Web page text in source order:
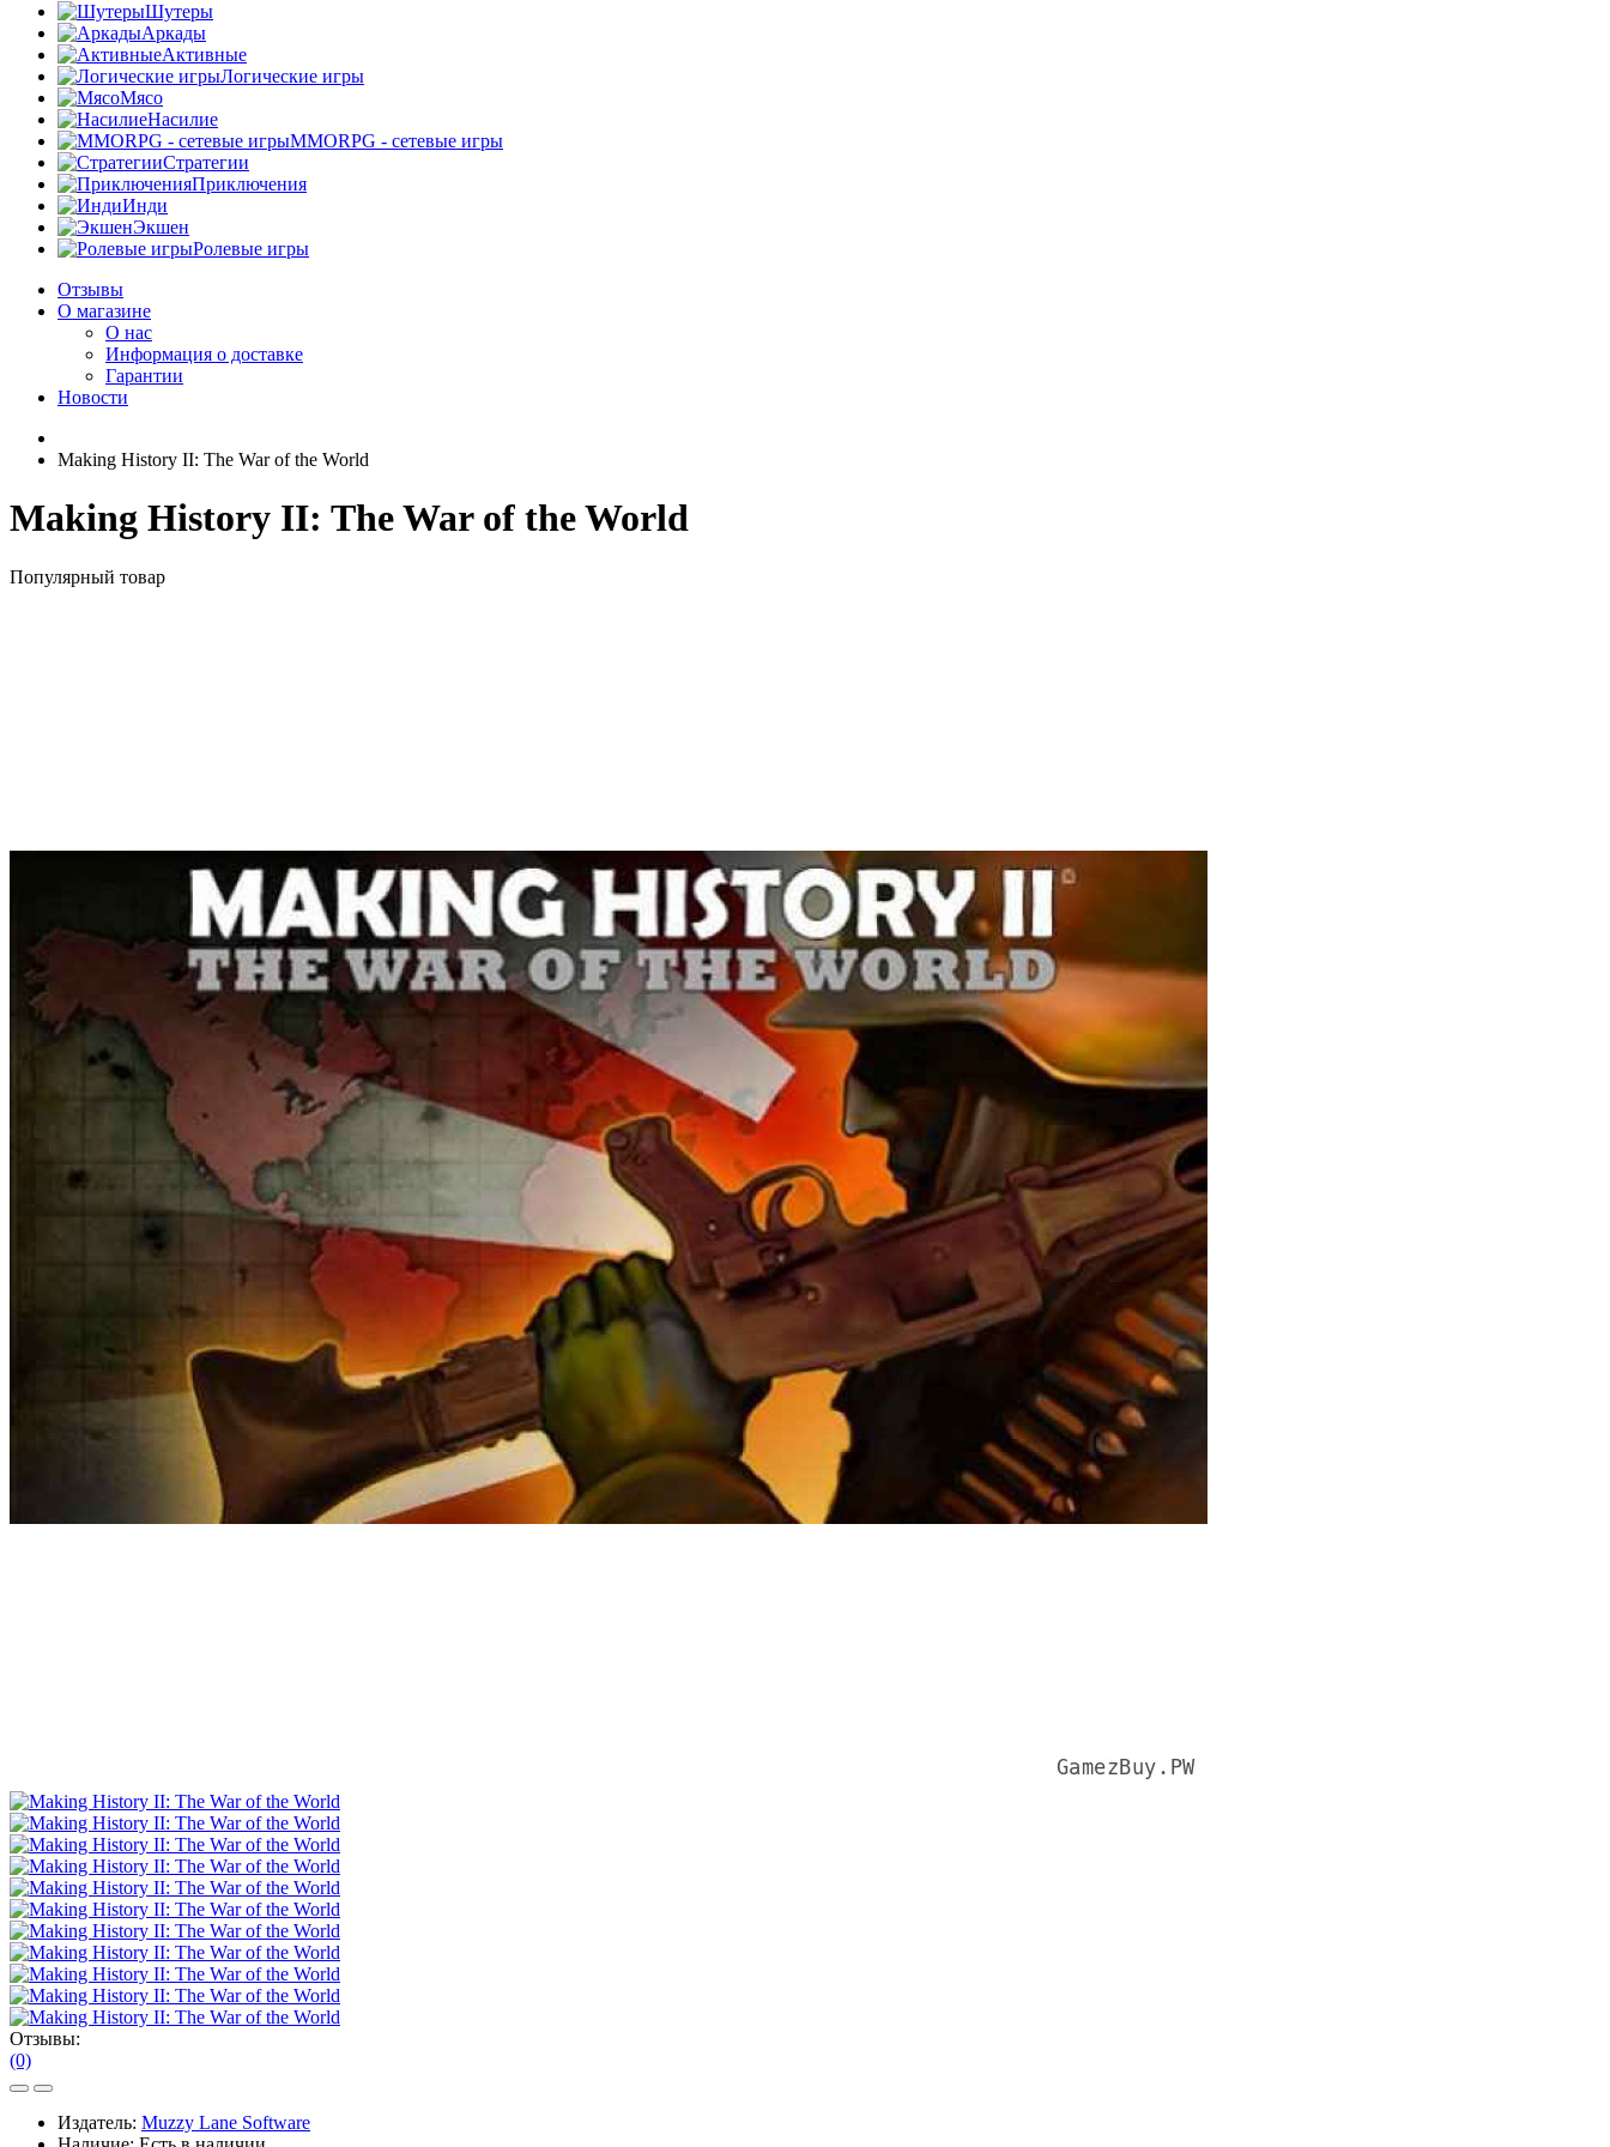
Шутеры
Аркады
Активные
Логические игры
Мясо
Насилие
MMORPG - сетевые игры
Стратегии
Приключения
Инди
Экшен
Ролевые игры
Отзывы
О магазине
О нас
Информация о доставке
Гарантии
Новости
Making History II: The War of the World
Making History II: The War of the World
Популярный товар
Отзывы:
(0)
Издатель: Muzzy Lane Software